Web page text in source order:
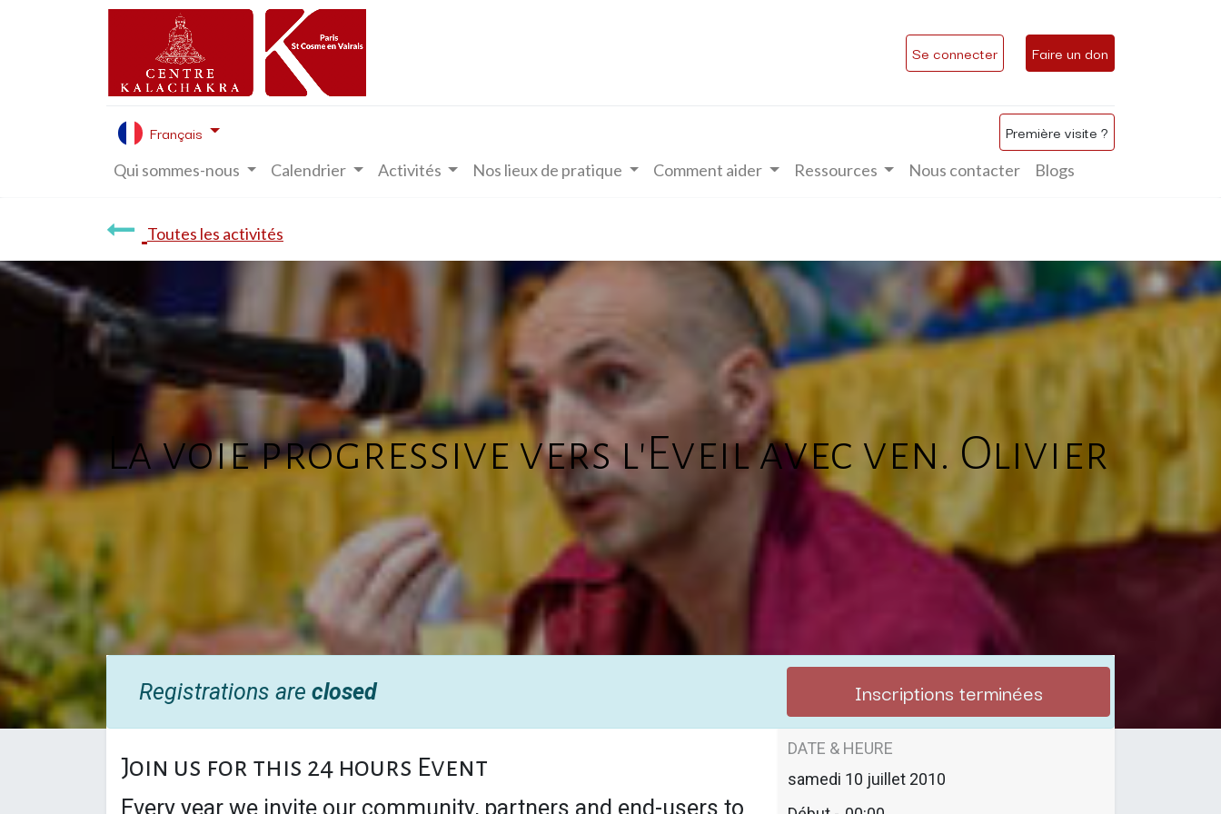
Se connecter Faire un don
Français Première visite ?
Qui sommes-nous Calendrier Activités Nos lieux de pratique Comment aider Ressources Nous contacter Blogs
Toutes les activités
La voie progressive vers l'Eveil avec ven. Olivier
Registrations are closed Inscriptions terminées
Join us for this 24 hours Event
Every year we invite our community, partners and end-users to
DATE & HEURE
samedi 10 juillet 2010